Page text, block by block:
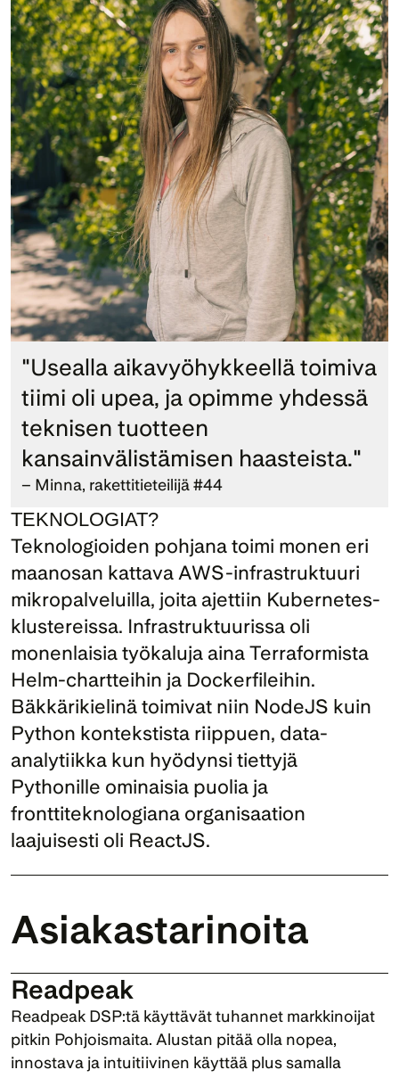
"Usealla aikavyöhykkeellä toimiva
tiimi oli upea, ja opimme yhdessä
teknisen tuotteen
kansainvälistämisen haasteista."
– Minna, rakettitieteilijä #44
TEKNOLOGIAT?
Teknologioiden pohjana toimi monen eri
maanosan kattava AWS-infrastruktuuri
mikropalveluilla, joita ajettiin Kubernetes-
klustereissa. Infrastruktuurissa oli
monenlaisia työkaluja aina Terraformista
Helm-chartteihin ja Dockerfileihin.
Bäkkärikielinä toimivat niin NodeJS kuin
Python kontekstista riippuen, data-
analytiikka kun hyödynsi tiettyjä
Pythonille ominaisia puolia ja
fronttiteknologiana organisaation
laajuisesti oli ReactJS.
Asiakastarinoita
Readpeak
Readpeak DSP:tä käyttävät tuhannet markkinoijat
pitkin Pohjoismaita. Alustan pitää olla nopea,
innostava ja intuitiivinen käyttää plus samalla